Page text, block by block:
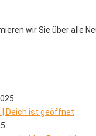
wir Sie über alle
| Deich ist geöffnet